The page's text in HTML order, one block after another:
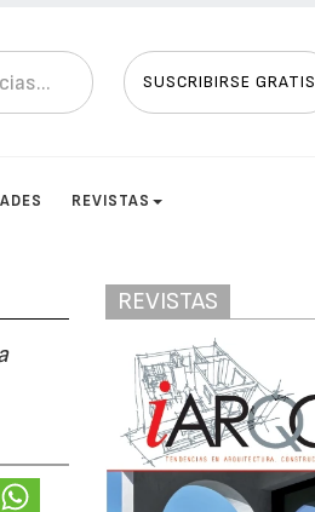
SUSCRIBIRSE GRATIS
REVISTAS
REVISTAS